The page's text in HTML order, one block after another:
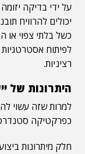
על ידי בדיקה
יכולים להרוויח
כשל בלתי צפוי או
לפיתוח
רציניות.
היתרונות של
למרות שזה עשוי
כפרקטיקה
חלק מיתרונות